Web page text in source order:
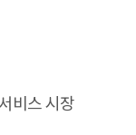
비스 시장